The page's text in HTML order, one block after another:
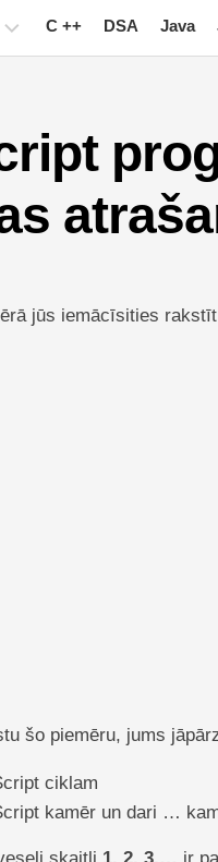
C ++ DSA Java
jūs iemācīsities
šo piemēru, jums
ciklam
kamēr un dari …